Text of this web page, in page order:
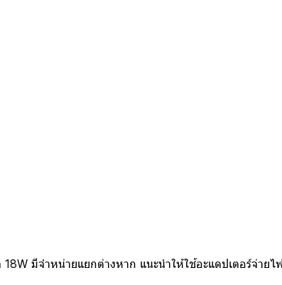
มีจำหน่ายแยกต่างหาก แนะนำให้ใช้อะแดปเตอร์จ่ายไ